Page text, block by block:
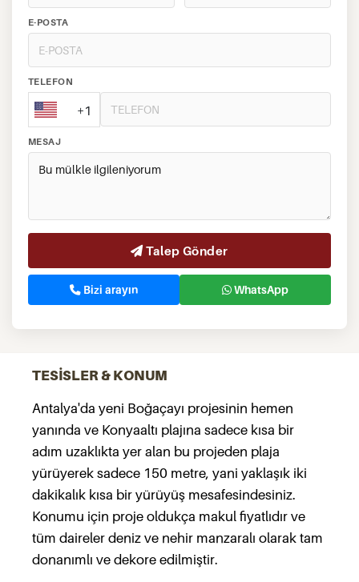
E-POSTA
TELEFON
+1
MESAJ
Talep Gönder
Bizi arayın WhatsApp
TESİSLER & KONUM
Antalya'da yeni Boğaçayı projesinin hemen
yanında ve Konyaaltı plajına sadece kısa bir
adım uzaklıkta yer alan bu projeden plaja
yürüyerek sadece 150 metre, yani yaklaşık iki
dakikalık kısa bir yürüyüş mesafesindesiniz.
Konumu için proje oldukça makul fiyatlıdır ve
tüm daireler deniz ve nehir manzaralı olarak tam
donanımlı ve dekore edilmiştir.